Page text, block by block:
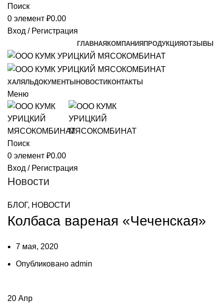
Поиск
0 элемент ₽0.00
Вход / Регистрация
ГЛАВНАЯ КОМПАНИЯ ПРОДУКЦИЯОТЗЫВЫ
ХАЛЯЛЬДОКУМЕНТЫНОВОСТИКОНТАКТЫ
Меню
Поиск
0 элемент ₽0.00
Вход / Регистрация
Новости
БЛОГ, НОВОСТИ
Колбаса вареная «Чеченская»
7 мая, 2020
Опубликовано admin
20 Апр